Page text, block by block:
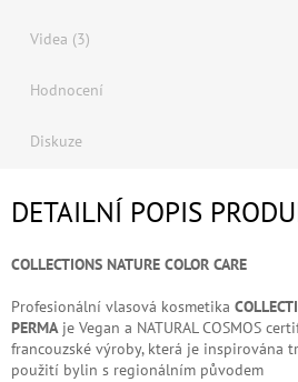
Videa (3)
Hodnocení
Diskuze
DETAILNÍ POPIS
COLLECTIONS NATURE COLOR CARE
Profesionální vlasová kosmetika
PERMAje Vegan a NATURAL COSMOS
francouzské výroby, která je inspirována
použití bylin s regionálním původem